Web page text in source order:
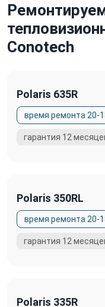
Conotech
Polaris 635R
Polaris 350RL
Polaris 335R